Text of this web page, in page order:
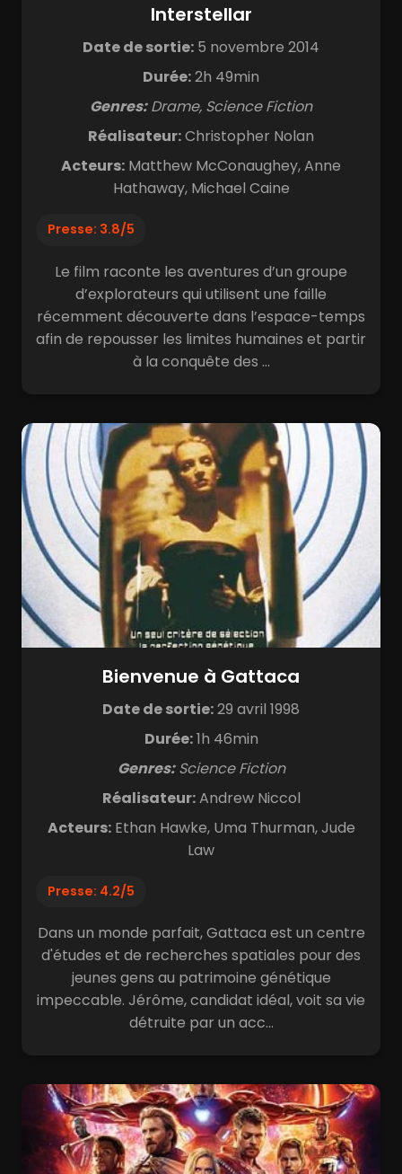
Interstellar
Date de sortie: 5 novembre 2014
Durée:2h 49min
Genres:Drame, Science Fiction
Réalisateur:Christopher Nolan
Acteurs: Matthew McConaughey, Anne
Hathaway, Michael Caine
Presse: 3.8/5
Le film raconte les aventures d’un groupe
d’explorateurs qui utilisent une faille
récemment découverte dans l’espace-temps
afin de repousser les limites humaines et partir
à la conquête des ...
Bienvenue à Gattaca
Date de sortie:29 avril 1998
Durée:1h 46min
Genres:Science Fiction
Réalisateur:Andrew Niccol
Acteurs:Ethan Hawke, Uma Thurman, Jude
Law
Presse: 4.2/5
Dans un monde parfait, Gattaca est un centre
d'études et de recherches spatiales pour des
jeunes gens au patrimoine génétique
impeccable. Jérôme, candidat idéal, voit sa vie
détruite par un acc...